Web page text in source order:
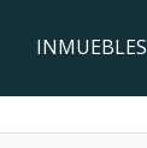
INMUEBLES